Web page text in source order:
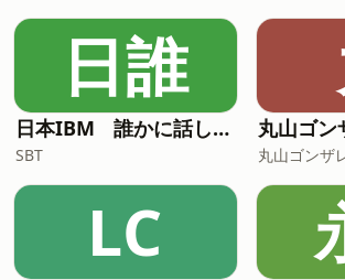
日誰
日本IBM 誰かに話したくなる“〇〇”の話
SBT 丸山ゴンザ
LC